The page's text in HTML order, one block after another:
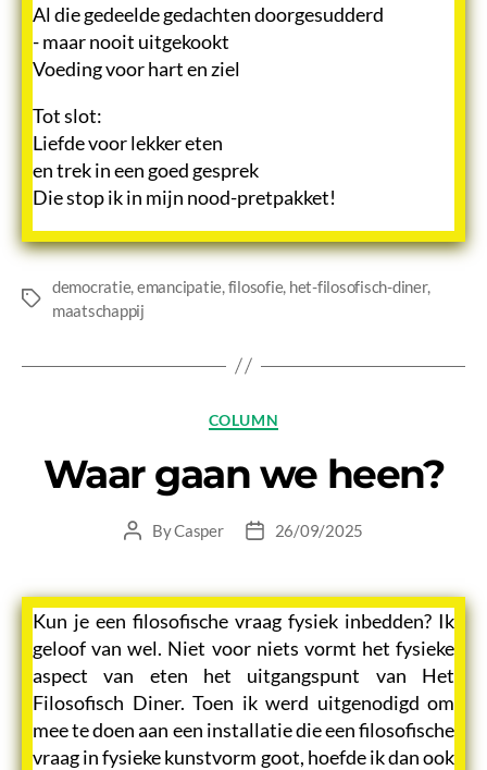
Al die gedeelde gedachten doorgesudderd
- maar nooit uitgekookt
Voeding voor hart en ziel
Tot slot:
Liefde voor lekker eten
en trek in een goed gesprek
Die stop ik in mijn nood-pretpakket!
Tags
democratie, emancipatie filosofie, het-filosofisch-diner,
maatschappij
Categories
COLUMN
Waar gaan we heen?
PostByCasper
Post26/09/2025
Kun je een filosofische vraag fysiek inbedden? Ik
geloof van wel. Niet voor niets vormt het fysieke
aspect van eten het uitgangspunt van Het
Filosofisch Diner. Toen ik werd uitgenodigd om
mee te doen aan een installatie die een filosofische
vraag in fysieke kunstvorm goot, hoefde ik dan ook